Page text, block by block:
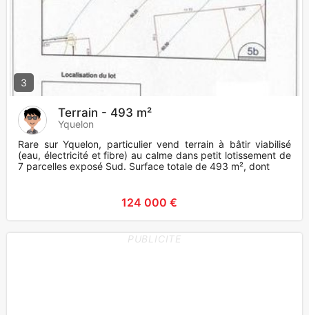
3
Terrain - 493 m²
Yquelon
Rare sur Yquelon, particulier vend terrain à bâtir viabilisé
(eau, électricité et fibre) au calme dans petit lotissement de
7 parcelles exposé Sud. Surface totale de 493 m², dont
124 000 €
PUBLICITE